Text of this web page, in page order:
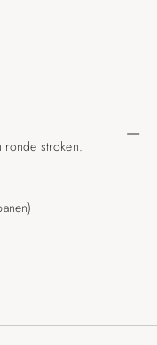
ronde stroken.